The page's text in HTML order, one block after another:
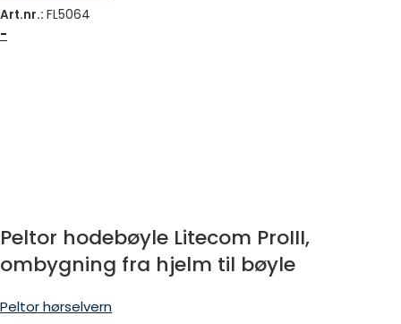
Art.nr.: FL5064
-
Peltor hodebøyle Litecom ProIII,
ombygning fra hjelm til bøyle
Peltor hørselvern